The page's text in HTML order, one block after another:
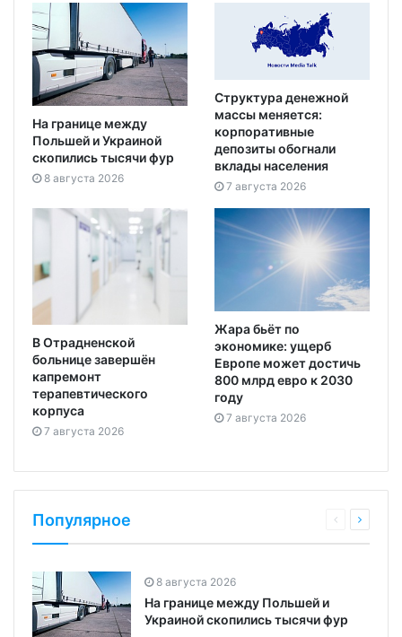
На границе между
Польшей и Украиной
скопились тысячи фур
8 августа 2026
Структура денежной
массы меняется:
корпоративные
депозиты обогнали
вклады населения
7 августа 2026
В Отрадненской
больнице завершён
капремонт
терапевтического
корпуса
7 августа 2026
Жара бьёт по
экономике: ущерб
Европе может достичь
800 млрд евро к 2030
году
7 августа 2026
Популярное
8 августа 2026
На границе между Польшей и
Украиной скопились тысячи фур